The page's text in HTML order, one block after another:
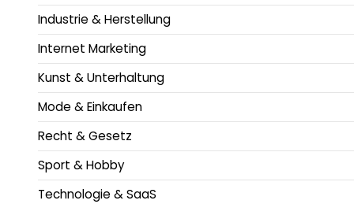
Industrie & Herstellung
Internet Marketing
Kunst & Unterhaltung
Mode & Einkaufen
Recht & Gesetz
Sport & Hobby
Technologie & SaaS